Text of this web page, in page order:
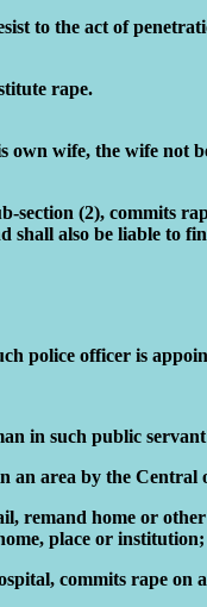
to the act of
rape.
own wife, the wife not
section (2), commits
shall also be liable to
police officer is
in such public
an area by the
remand home or
place or
commits rape on